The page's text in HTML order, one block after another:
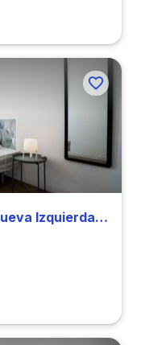
Acolhedor quarto duplo em Nueva Izquierda de Eixample perto de UBL